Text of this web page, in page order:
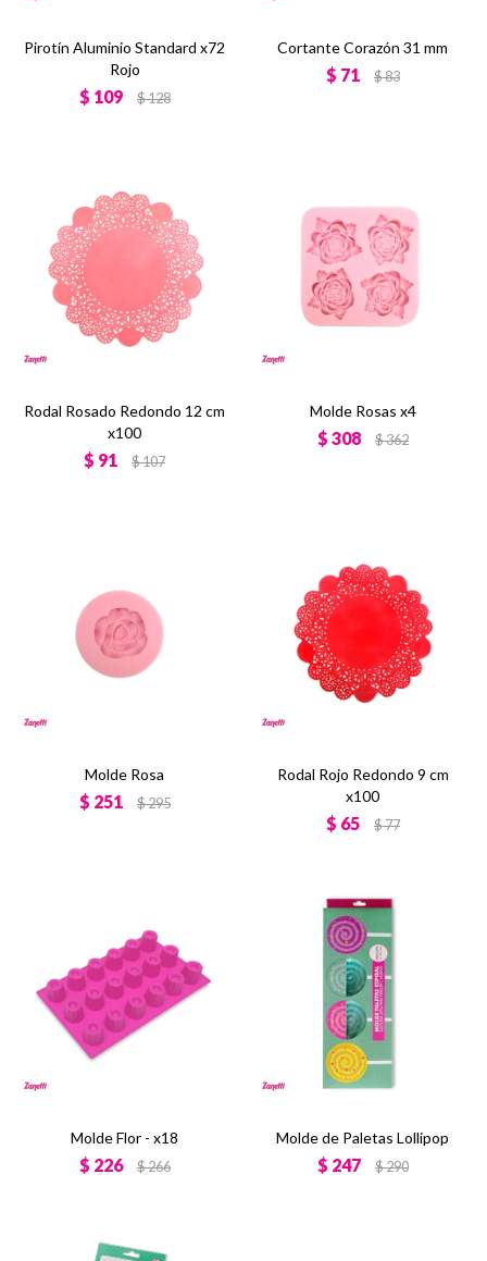
Pirotín Aluminio Standard x72
Rojo
$ 109 $128
Cortante Corazón 31 mm
$ 71 $83
Rodal Rosado Redondo 12 cm
x100
$ 91 $107
Molde Rosas x4
$ 308 $362
Molde Rosa
$ 251 $295
Rodal Rojo Redondo 9 cm
x100
$ 65 $77
Molde Flor - x18
$ 226 $266
Molde de Paletas Lollipop
$ 247 $290